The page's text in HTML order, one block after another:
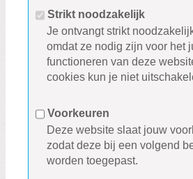
Strikt noodzakelijk
Je ontvangt strikt
omdat ze nodig zijn voor het
functioneren van deze
cookies kun je niet
Voorkeuren
Deze website slaat jouw
zodat deze bij een volgend
worden toegepast.